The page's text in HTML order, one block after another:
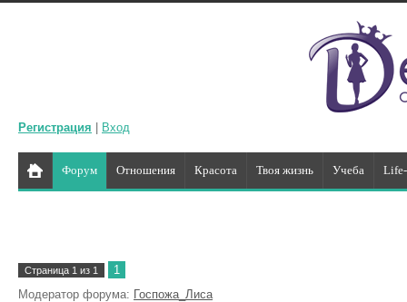
Регистрация Вход
Форум Отношения Красота Твоя жизнь Учеба
Страница 1 из 1
1
Модератор форума: Госпожа_Лиса